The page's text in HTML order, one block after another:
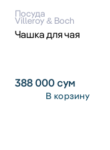
Посуда
Villeroy & Boch
Чашка для чая
388 000сум
В корзину